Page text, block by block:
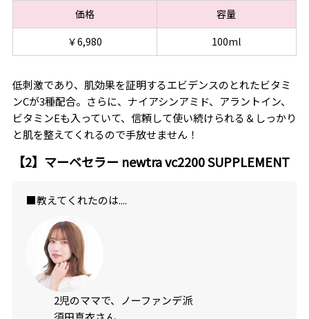
価格
容量
￥6,980
100ml
低刺激であり、肌効果を証明するエビデンスのとれたビタミ
ンCが3種配合。さらに、ナイアシンアミド、アラントイン、
ビタミンEも入っていて、信頼して使い続けられる＆しっかり
と肌を整えてくれるので手放せません！
【2】マーベセラー newtra vc2200 SUPPLEMENT
■教えてくれたのは....
2児のママで、ノーファンデ派